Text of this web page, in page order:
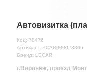
Автовизитка
Код: 78476
Артикул: LECAR000023806
Бренд: LECAR
г.Воронеж, проезд